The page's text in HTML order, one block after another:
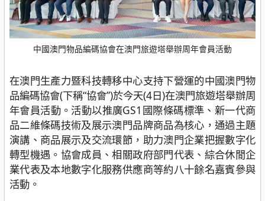
中國澳門物品編碼協會在澳門旅遊塔舉辦周年會員活動
在澳門生產力暨科技轉移中心支持下營運的中國澳門物
品編碼協會(下稱“協會”)於今天(4日)在澳門旅遊塔舉辦周
年會員活動。活動以推廣GS1國際條碼標準、新一代商
品二維條碼技術及展示澳門品牌商品為核心，通過主題
演講、商品展示及交流環節，助力澳門企業把握數字化
轉型機遇。協會成員、相關政府部門代表、綜合休閒企
業代表及本地數字化服務供應商等約八十餘名嘉賓參與
活動。